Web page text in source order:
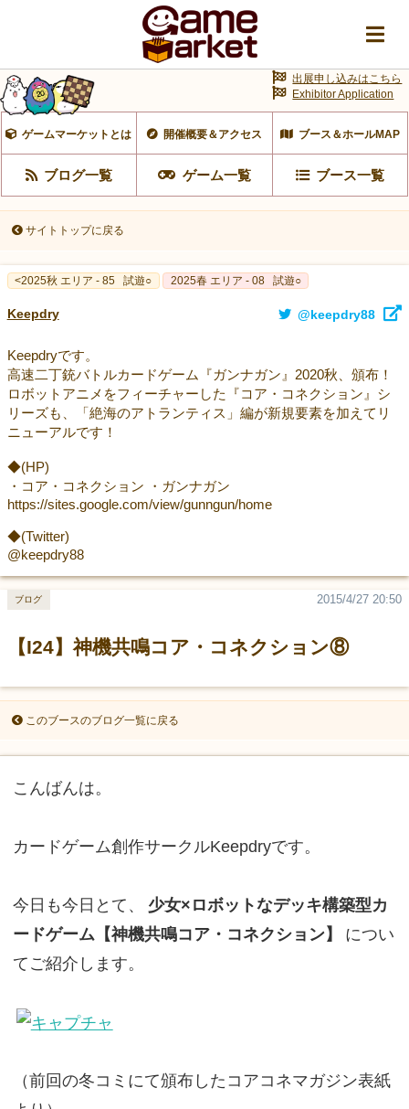
ゲームマーケットとは 開催概要＆アクセス ブース＆ホールMAP
ブログ一覧 ゲーム一覧 ブース一覧
出展申し込みはこちら
Exhibitor Application
サイトトップに戻る
<2025秋 エリア - 85 試遊○ 2025春 エリア - 08 試遊○
Keepdry @keepdry88
Keepdryです。
高速二丁銃バトルカードゲーム『ガンナガン』2020秋、頒布！
ロボットアニメをフィーチャーした『コア・コネクション』シ
リーズも、「絶海のアトランティス」編が新規要素を加えてリ
ニューアルです！
◆(HP)
・コア・コネクション ・ガンナガン
https://sites.google.com/view/gunngun/home
◆(Twitter)
@keepdry88
【I24】神機共鳴コア・コネクション⑧
2015/4/27 20:50
ブログ
このブースのブログ一覧に戻る
こんばんは。
カードゲーム創作サークルKeepdryです。
今日も今日とて、
少女×ロボットなデッキ構築型カ
ードゲーム【神機共鳴コア・コネクション】
につい
てご紹介します。
（前回の冬コミにて頒布したコアコネマガジン表紙